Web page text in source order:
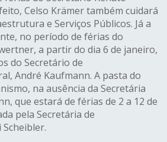
Celso Krämer também cuidará
e Serviços Públicos. Já a
no período de férias do
a partir do dia 6 de janeiro,
do Secretário de
André Kaufmann. A pasta do
na ausência da Secretária
que estará de férias de 2 a 12 de
pela Secretária de